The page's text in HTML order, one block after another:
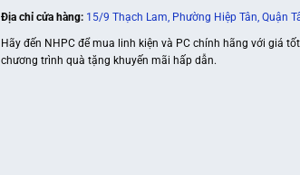
Địa chỉ cửa hàng: 15/9 Thạch Lam, Phường Hiệp Tân, Quận
Hãy đến NHPC để mua linh kiện và PC chính hãng với giá
chương trình quà tặng khuyến mãi hấp dẫn.